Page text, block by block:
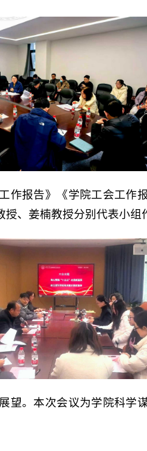
作报告》《学院工会工作
、姜楠教授分别代表小组
。本次会议为学院科学